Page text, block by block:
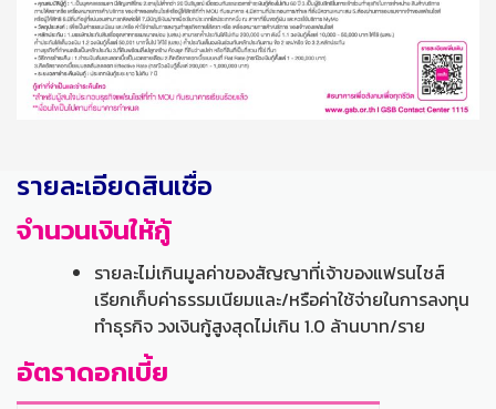
รายละเอียดสินเชื่อ
จำนวนเงินให้กู้
รายละไม่เกินมูลค่าของสัญญาที่เจ้าของแฟรนไชส์
เรียกเก็บค่าธรรมเนียมและ/หรือค่าใช้จ่ายในการลงทุน
ทำธุรกิจ วงเงินกู้สูงสุดไม่เกิน 1.0 ล้านบาท/ราย
อัตราดอกเบี้ย